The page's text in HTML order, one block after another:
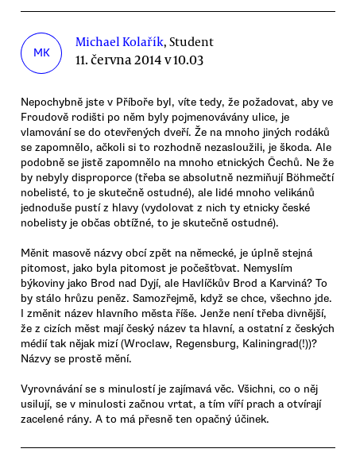
MK
Michael Kolařík, Student
11. června 2014 v 10.03
Nepochybně jste v Příboře byl, víte tedy, že požadovat, aby ve
Froudově rodišti po něm byly pojmenovávány ulice, je
vlamování se do otevřených dveří. Že na mnoho jiných rodáků
se zapomnělo, ačkoli si to rozhodně nezasloužili, je škoda. Ale
podobně se jistě zapomnělo na mnoho etnických Čechů. Ne že
by nebyly disproporce (třeba se absolutně nezmiňují Böhmečtí
nobelisté, to je skutečně ostudné), ale lidé mnoho velikánů
jednoduše pustí z hlavy (vydolovat z nich ty etnicky české
nobelisty je občas obtížné, to je skutečně ostudné).
Měnit masově názvy obcí zpět na německé, je úplně stejná
pitomost, jako byla pitomost je počešťovat. Nemyslím
býkoviny jako Brod nad Dyjí, ale Havlíčkův Brod a Karviná? To
by stálo hrůzu peněz. Samozřejmě, když se chce, všechno jde.
I změnit název hlavního města říše. Jenže není třeba divnější,
že z cizích měst mají český název ta hlavní, a ostatní z českých
médií tak nějak mizí (Wroclaw, Regensburg, Kaliningrad(!))?
Názvy se prostě mění.
Vyrovnávání se s minulostí je zajímavá věc. Všichni, co o něj
usilují, se v minulosti začnou vrtat, a tím víří prach a otvírají
zacelené rány. A to má přesně ten opačný účinek.